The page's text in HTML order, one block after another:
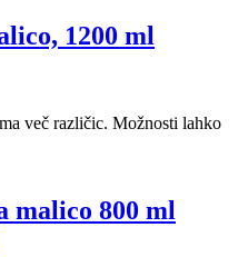
1200 ml
več različic. Možnosti lahko
malico 800 ml